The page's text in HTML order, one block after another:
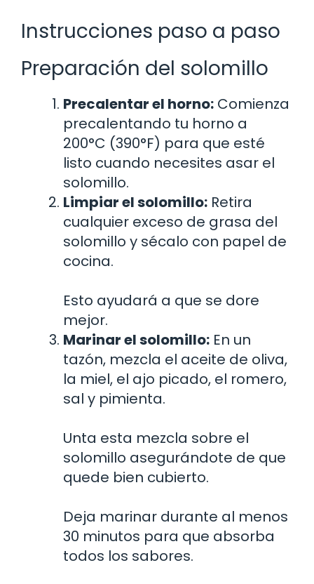
Instrucciones paso a paso
Preparación del solomillo
Precalentar el horno: Comienza
precalentando tu horno a
200°C (390°F) para que esté
listo cuando necesites asar el
solomillo.
Limpiar el solomillo: Retira
cualquier exceso de grasa del
solomillo y sécalo con papel de
cocina.
Esto ayudará a que se dore
mejor.
Marinar el solomillo: En un
tazón, mezcla el aceite de oliva,
la miel, el ajo picado, el romero,
sal y pimienta.
Unta esta mezcla sobre el
solomillo asegurándote de que
quede bien cubierto.
Deja marinar durante al menos
30 minutos para que absorba
todos los sabores.